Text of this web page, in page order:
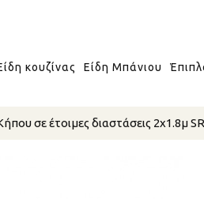
κουζίνας Είδη Μπάνιου
σε έτοιμες διαστάσεις 2x1.8μ